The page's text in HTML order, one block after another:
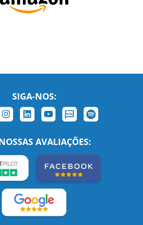
SIGA-NOS:
AVALIAÇÕES: